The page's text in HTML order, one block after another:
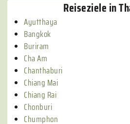
Reiseziele in
Ayutthaya
Bangkok
Buriram
Cha Am
Chanthaburi
Chiang Mai
Chiang Rai
Chonburi
Chumphon